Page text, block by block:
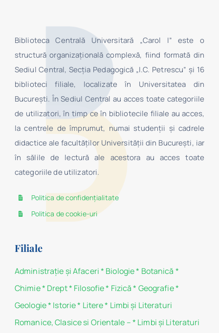
Biblioteca Centrală Universitară „Carol I” este o
structură organizaţională complexă, fiind formată din
Sediul Central, Secţia Pedagogică „I.C. Petrescu” şi 16
biblioteci filiale, localizate în Universitatea din
Bucureşti. În Sediul Central au acces toate categoriile
de utilizatori, în timp ce în bibliotecile filiale au acces,
la centrele de împrumut, numai studenţii şi cadrele
didactice ale facultăților Universității din București, iar
în sălile de lectură ale acestora au acces toate
categoriile de utilizatori.
Politica de confidențialitate
Politica de cookie-uri
Filiale
Administraţie şi Afaceri* Biologie* Botanică *
Chimie* Drept* Filosofie* Fizică * Geografie*
Geologie* Istorie* Litere* Limbi și Literaturi
Romanice, Clasice si Orientale –* Limbi și Literaturi